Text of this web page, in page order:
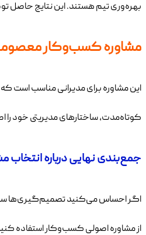
بهره‌وری تیم هستند. این نتایج حاصل
مشاوره کسب‌وکار
این مشاوره برای مدیرانی مناسب است
کوتاه‌مدت، ساختارهای مدیریتی خود را
جمع‌بندی نهایی درباره
اگر احساس می‌کنید تصمیم‌گیری‌ها سخت
از مشاوره اصولی کسب‌وکار استفاده